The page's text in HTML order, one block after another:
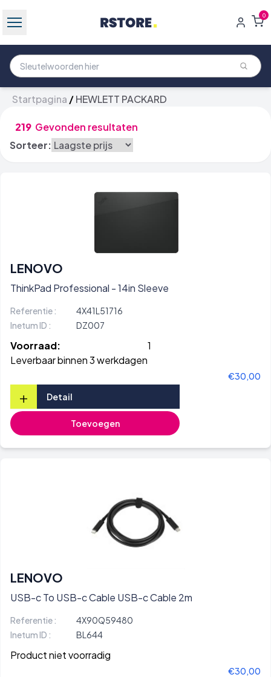
0
Startpagina /HEWLETT PACKARD
219 Gevonden resultaten
Sorteer:
LENOVO
ThinkPad Professional - 14in Sleeve
Referentie :
4X41L51716
Inetum ID :
DZ007
Voorraad:
1
Leverbaar binnen 3 werkdagen
€30,00
+ Detail
Toevoegen
LENOVO
USB-c To USB-c Cable USB-c Cable 2m
Referentie :
4X90Q59480
Inetum ID :
BL644
Product niet voorradig
€30,00